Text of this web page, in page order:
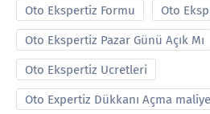
Oto Ekspertiz Formu Oto
Oto Ekspertiz Pazar Günü Açık Mı
Oto Ekspertiz Ucretleri
Oto Expertiz Dükkanı Açma